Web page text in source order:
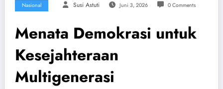
Nasional Susi Astuti Juni 3, 2026 0 Comments
Menata Demokrasi untuk
Kesejahteraan
Multigenerasi